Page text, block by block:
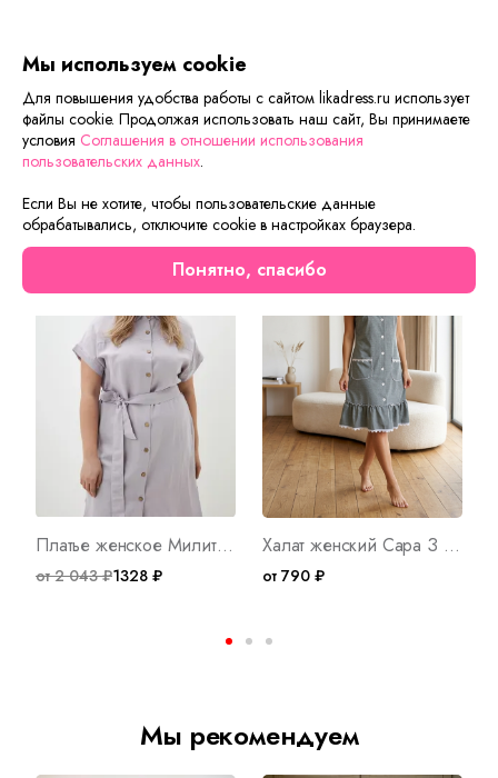
Описание товараХарактеристики товара
Сейчас на сайте смотрят
Платье женское Милитари С Арт. 9440
от 2 043 ₽1328 ₽
Новинка
Халат женский Сара З Арт. 349
от 790 ₽
Мы рекомендуем
Мы используем cookie
Для повышения удобства работы с сайтом likadress.ru использует
файлы cookie. Продолжая использовать наш сайт, Вы принимаете
условия Соглашения в отношении использования
пользовательских данных.
Если Вы не хотите, чтобы пользовательские данные
обрабатывались, отключите cookie в настройках браузера.
Понятно, спасибо